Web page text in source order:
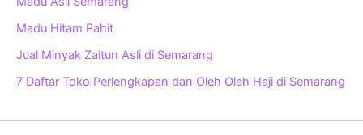
Madu Hitam Pahit
Jual Minyak Zaitun Asli di Semarang
7 Daftar Toko Perlengkapan dan Oleh Oleh Haji di Semarang